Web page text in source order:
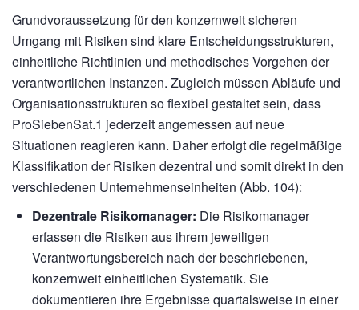
Grundvoraussetzung für den konzernweit sicheren
Umgang mit Risiken sind klare Entscheidungsstrukturen,
einheitliche Richtlinien und methodisches Vorgehen der
verantwortlichen Instanzen. Zugleich müssen Abläufe und
Organisationsstrukturen so flexibel gestaltet sein, dass
ProSiebenSat.1 jederzeit angemessen auf neue
Situationen reagieren kann. Daher erfolgt die regelmäßige
Klassifikation der Risiken dezentral und somit direkt in den
verschiedenen Unternehmenseinheiten (Abb. 104):
Dezentrale Risikomanager: Die Risikomanager
erfassen die Risiken aus ihrem jeweiligen
Verantwortungsbereich nach der beschriebenen,
konzernweit einheitlichen Systematik. Sie
dokumentieren ihre Ergebnisse quartalsweise in einer